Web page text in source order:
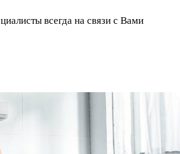
всегда на связи с Вами